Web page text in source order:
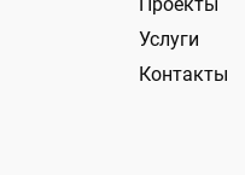
Услуги
Контакты